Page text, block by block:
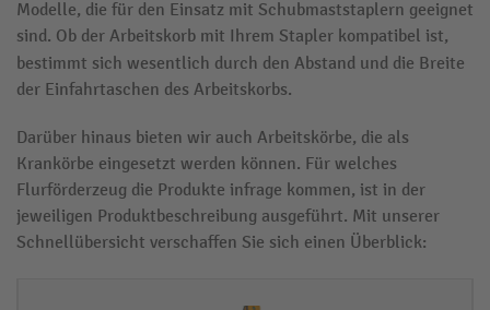
Modelle, die für den Einsatz mit Schubmaststaplern geeignet
sind. Ob der Arbeitskorb mit Ihrem Stapler kompatibel ist,
bestimmt sich wesentlich durch den Abstand und die Breite
der Einfahrtaschen des Arbeitskorbs.
Darüber hinaus bieten wir auch Arbeitskörbe, die als
Krankörbe eingesetzt werden können. Für welches
Flurförderzeug die Produkte infrage kommen, ist in der
jeweiligen Produktbeschreibung ausgeführt. Mit unserer
Schnellübersicht verschaffen Sie sich einen Überblick: